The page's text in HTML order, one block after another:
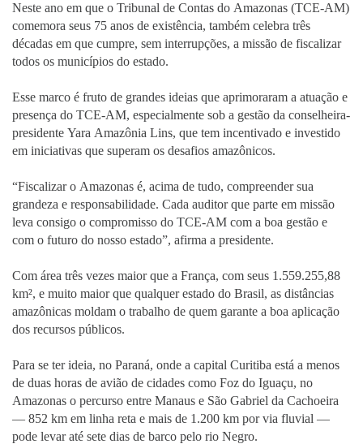
Neste ano em que o Tribunal de Contas do Amazonas (TCE-AM)
comemora seus 75 anos de existência, também celebra três
décadas em que cumpre, sem interrupções, a missão de fiscalizar
todos os municípios do estado.
Esse marco é fruto de grandes ideias que aprimoraram a atuação e
presença do TCE-AM, especialmente sob a gestão da conselheira-
presidente Yara Amazônia Lins, que tem incentivado e investido
em iniciativas que superam os desafios amazônicos.
“Fiscalizar o Amazonas é, acima de tudo, compreender sua
grandeza e responsabilidade. Cada auditor que parte em missão
leva consigo o compromisso do TCE-AM com a boa gestão e
com o futuro do nosso estado”, afirma a presidente.
Com área três vezes maior que a França, com seus 1.559.255,88
km², e muito maior que qualquer estado do Brasil, as distâncias
amazônicas moldam o trabalho de quem garante a boa aplicação
dos recursos públicos.
Para se ter ideia, no Paraná, onde a capital Curitiba está a menos
de duas horas de avião de cidades como Foz do Iguaçu, no
Amazonas o percurso entre Manaus e São Gabriel da Cachoeira
— 852 km em linha reta e mais de 1.200 km por via fluvial —
pode levar até sete dias de barco pelo rio Negro.